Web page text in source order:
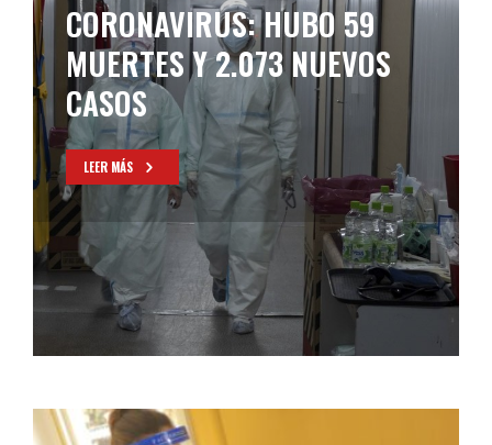
COVID-19: SE REPORTARON
153 DECESOS Y 5.807
NUEVOS CASOS EN TODO EL
PAÍS